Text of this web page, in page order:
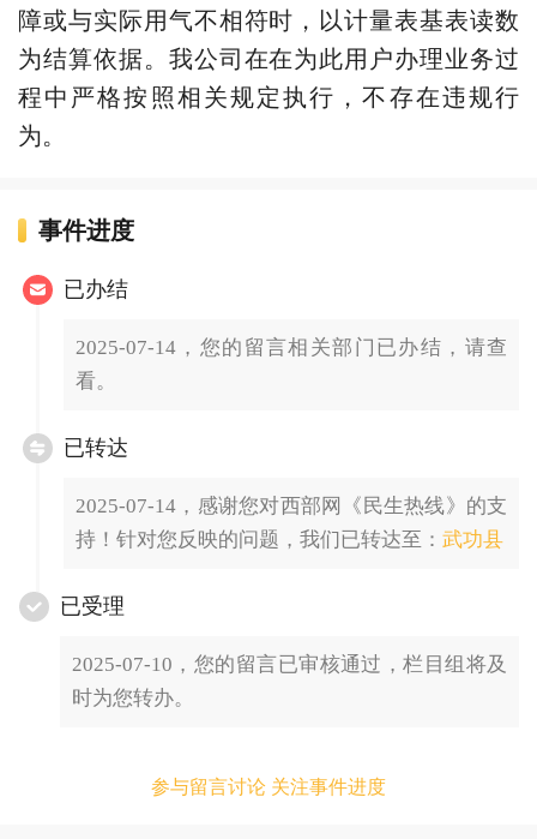
障或与实际用气不相符时，以计量表基表读数
为结算依据。我公司在在为此用户办理业务过
程中严格按照相关规定执行，不存在违规行
为。
事件进度
已办结
2025-07-14，您的留言相关部门已办结，请查
看。
已转达
2025-07-14，感谢您对西部网《民生热线》的支
持！针对您反映的问题，我们已转达至： 武功县
已受理
2025-07-10，您的留言已审核通过，栏目组将及
时为您转办。
参与留言讨论 关注事件进度